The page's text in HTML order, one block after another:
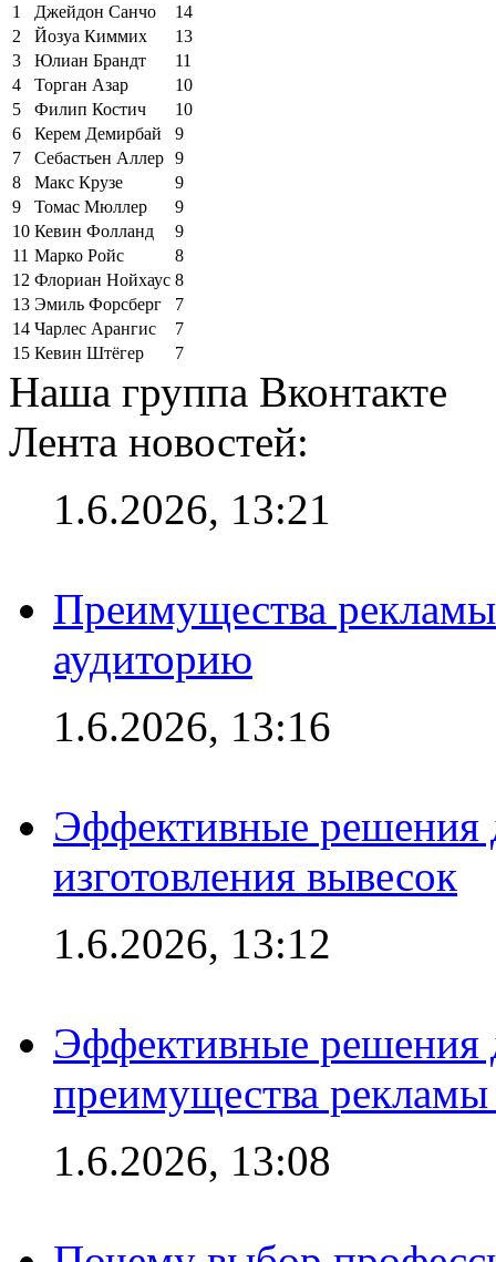
1
Джейдон Санчо
14
2
Йозуа Киммих
13
3
Юлиан Брандт
11
4
Торган Азар
10
5
Филип Костич
10
6
Керем Демирбай
9
7
Себастьен Аллер 9
8
Макс Крузе
9
9
Томас Мюллер
9
10 Кевин Фолланд
9
11 Марко Ройс
8
12 Флориан Нойхаус 8
13 Эмиль Форсберг
7
14 Чарлес Арангис
7
15 Кевин Штёгер 7
Наша группа Вконтакте
Лента новостей:
1.6.2026, 13:21
Преимущества
аудиторию
1.6.2026, 13:16
Эффективные решения
изготовления вывесок
1.6.2026, 13:12
Эффективные решения
преимущества рекламы
1.6.2026, 13:08